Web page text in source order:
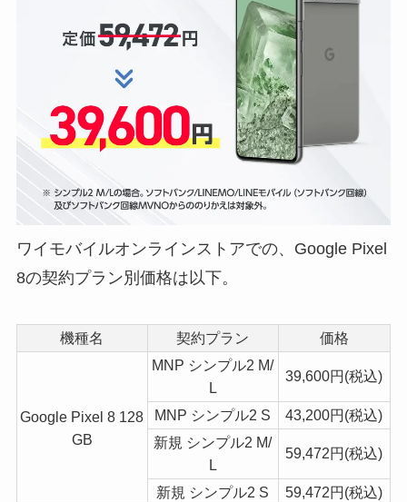
ワイモバイルオンラインストアでの、Google Pixel
8の契約プラン別価格は以下。
機種名 契約プラン 価格
Google Pixel 8 128
GB
MNP シンプル2 M/
L
39,600円(税込)
MNP シンプル2 S
43,200円(税込)
新規 シンプル2 M/
L
59,472円(税込)
新規 シンプル2 S 59,472円(税込)